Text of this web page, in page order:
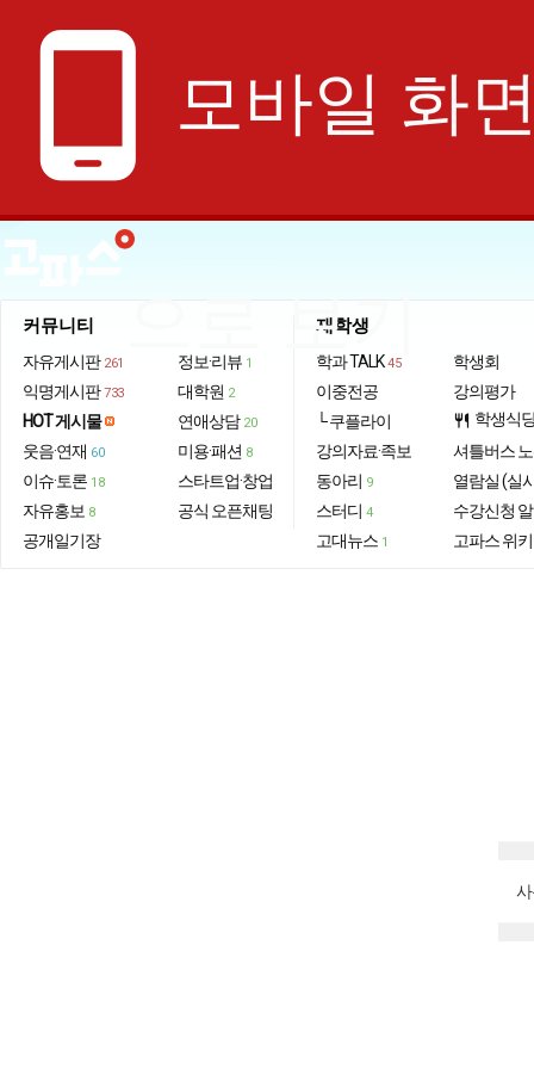
phone_android 모바일 화
으로 보기
커뮤니티
자유게시판 261
익명게시판 733
HOT 게시물
웃음·연재 60
이슈·토론 18
자유홍보 8
공개일기장
정보·리뷰 1
대학원 2
연애상담 20
미용·패션 8
스타트업·창업
공식 오픈채팅
재학생
학과 TALK 45
이중전공
└ 쿠플라이
강의자료·족보
동아리 9
스터디 4
고대뉴스 1
학생회
강의평가
restaurant 학생식
셔틀버스
열람실 (실
수강신청
고파스 위키